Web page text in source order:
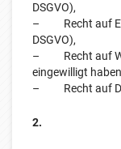
DSGVO),
– Recht auf
DSGVO),
– Recht auf
eingewilligt
– Recht auf
2.